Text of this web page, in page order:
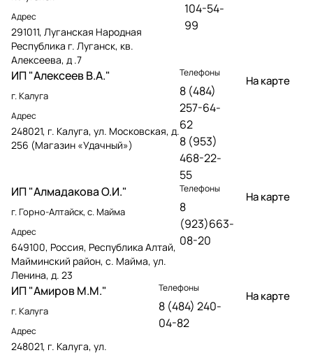
Адрес
291011, Луганская Народная
Республика г. Луганск, кв.
Алексеева, д .7
104-54-
99
ИП "Алексеев В.А."
г. Калуга
Адрес
248021, г. Калуга, ул. Московская, д.
256 (Магазин «Удачный»)
Телефоны
8 (484)
257-64-
62
8 (953)
468-22-
55
На карте
ИП "Алмадакова О.И."
г. Горно-Алтайск, с. Майма
Адрес
649100, Россия, Республика Алтай,
Майминский район, с. Майма, ул.
Ленина, д. 23
Телефоны
8
(923)663-
08-20
На карте
ИП "Амиров М.М."
г. Калуга
Адрес
248021, г. Калуга, ул.
Телефоны
8 (484) 240-
04-82
На карте